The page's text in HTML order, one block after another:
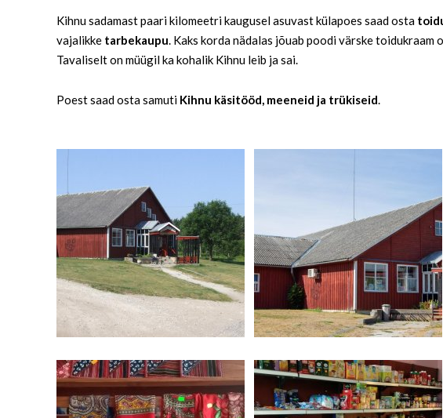
Kihnu sadamast paari kilomeetri kaugusel asuvast külapoes saad osta
vajalikke tarbekaupu. Kaks korda nädalas jõuab poodi värske toidukraam
Tavaliselt on müügil ka kohalik Kihnu leib ja sai.
Poest saad osta samuti Kihnu käsitööd, meeneid ja trükiseid.